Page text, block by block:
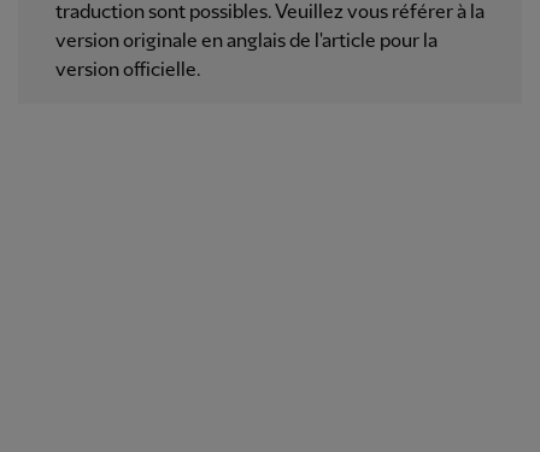
traduction sont possibles. Veuillez vous référer à la
version originale en anglais de l'article pour la
version officielle.